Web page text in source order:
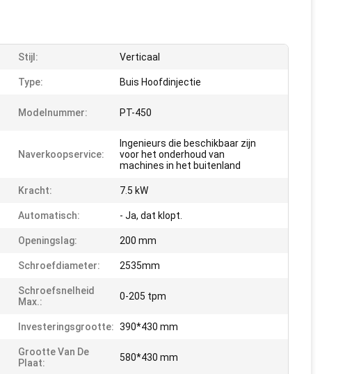
Stijl: Verticaal
Type: Buis Hoofdinjectie
Modelnummer: PT-450
Naverkoopservice:
Ingenieurs die beschikbaar zijn
voor het onderhoud van
machines in het buitenland
Kracht: 7.5 kW
Automatisch: - Ja, dat klopt.
Openingslag: 200 mm
Schroefdiameter: 2535mm
Schroefsnelheid
Max.:
0-205 tpm
Investeringsgrootte: 390*430 mm
Grootte Van De
Plaat:
580*430 mm